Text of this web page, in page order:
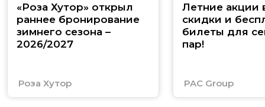
«Роза Хутор» открыл
раннее бронирование
зимнего сезона –
2026/2027
Роза Хутор
Летние акции
скидки и
билеты для
пар!
PAC Group